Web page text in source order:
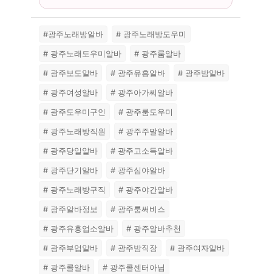
#광주노래방알바
# 광주노래방도우미
# 광주노래도우미알바
# 광주룸알바
# 광주보도알바
# 광주유흥알바
# 광주밤알바
# 광주여성알바
# 광주아가씨알바
# 광주도우미구인
# 광주룸도우미
# 광주노래방직원
# 광주주말알바
# 광주당일알바
# 광주고소득알바
# 광주단기알바
# 광주심야알바
# 광주노래방구직
# 광주야간알바
# 광주알바정보
# 광주룸써비스
# 광주유흥업소알바
# 광주알바추천
# 광주부업알바
# 광주밤직장
# 광주여자알바
# 광주콜알바
# 광주콜센터아님